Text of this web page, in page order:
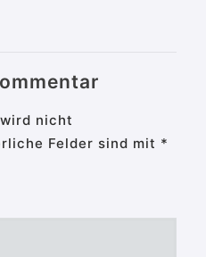
nicht
Felder sind mit *